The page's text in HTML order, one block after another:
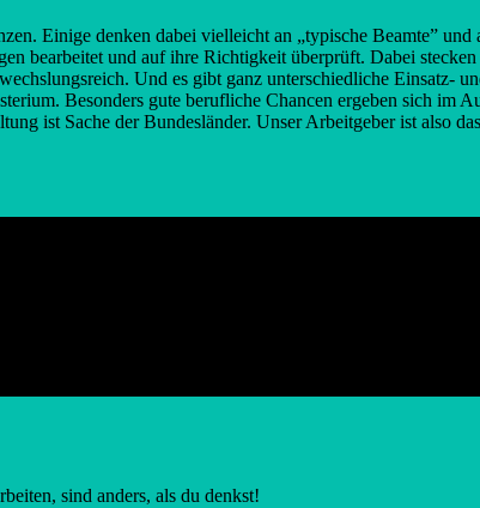
Einige denken dabei vielleicht an „typische Beamte”
bearbeitet und auf ihre Richtigkeit überprüft. Dabei
Und es gibt ganz unterschiedliche Einsatz-
Besonders gute berufliche Chancen ergeben sich im
ist Sache der Bundesländer. Unser Arbeitgeber ist also
sind anders, als du denkst!